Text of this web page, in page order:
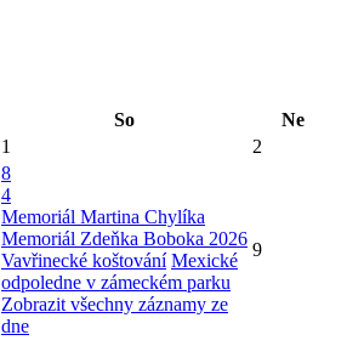
So
Ne
1 2
8
4
Memoriál Martina Chylíka
Memoriál Zdeňka Boboka 2026
Vavřinecké koštování Mexické
odpoledne v zámeckém parku
Zobrazit všechny záznamy ze
dne
9